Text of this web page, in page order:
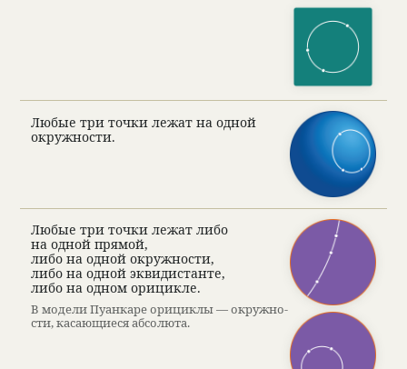
Любые три точки лежат на одной
окруж­но­сти.
Любые три точки лежат либо
на одной прямой,
либо на одной окруж­но­сти,
либо на одной экви­ди­станте,
либо на одном орицикле.
В модели Пуан­каре орициклы — окруж­но­
сти, касающи­еся абсо­люта.